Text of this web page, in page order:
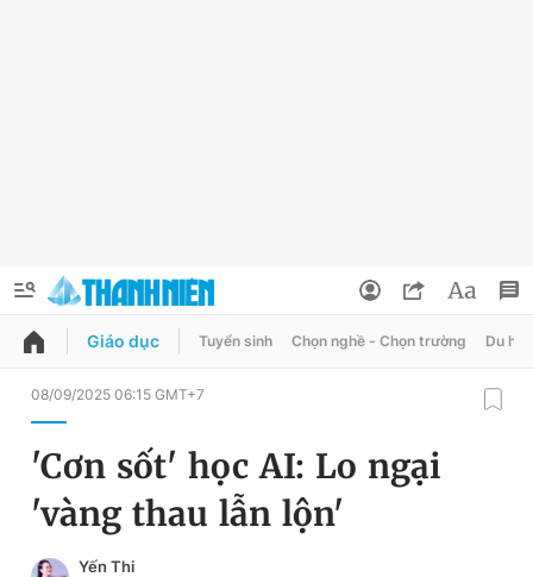
QUẢNG CÁO ĐẶT BÁO
Chuyên mục
Chuyên mục khác
Đổi mật khẩu
Tin đã lưu
Giáo dục Tuyển sinh Chọn nghề - Chọn trường Du học
08/09/2025 06:15 GMT+7
'Cơn sốt' học AI: Lo ngại
'vàng thau lẫn lộn'
Yến Thi